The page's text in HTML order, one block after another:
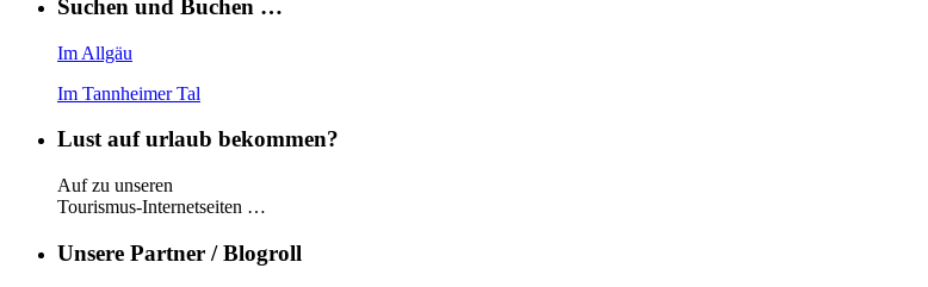
Suchen und Buchen …
Im Allgäu
Im Tannheimer Tal
Lust auf urlaub bekommen?
Auf zu unseren
Tourismus-Internetseiten …
Unsere Partner / Blogroll